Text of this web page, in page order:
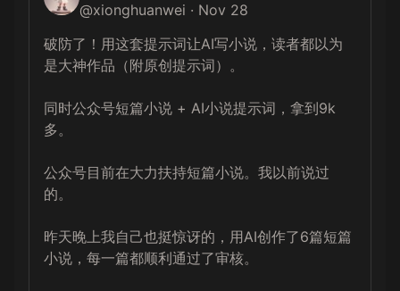
@xionghuanwei · Nov 28
破防了！用这套提示词让AI写小说，读者都以为
是大神作品（附原创提示词）。
同时公众号短篇小说 + AI小说提示词，拿到9k
多。
公众号目前在大力扶持短篇小说。我以前说过
的。
昨天晚上我自己也挺惊讶的，用AI创作了6篇短篇
小说，每一篇都顺利通过了审核。